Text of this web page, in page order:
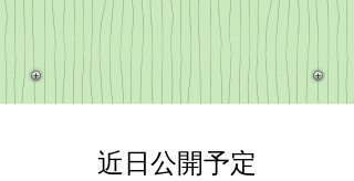
近日公開予定